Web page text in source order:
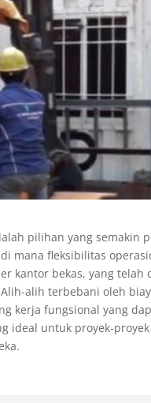
pilihan yang
mana fleksibilitas
kantor bekas, yang
alih terbebani oleh
kerja fungsional yang
ideal untuk proyek-